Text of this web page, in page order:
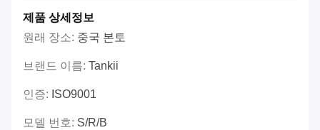
제품 상세정보
원래 장소: 중국 본토
브랜드 이름: Tankii
인증: ISO9001
모델 번호: S/R/B